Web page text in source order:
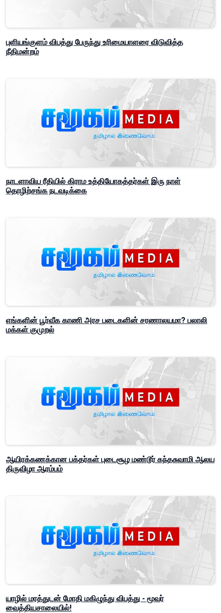
புளியங்குளம் விபத்து பேருந்து உரிமையாளரை விடுவித்த
நீதிமன்றம்
நாடளாவிய ரீதியில் கிராம உத்தியோகத்தர்கள் இரு நாள்
தொழிற்சங்க நடவடிக்கை
எங்களின் பூர்வீக காணி அரச படைகளின் சரணாலயமா? பலாலி
மக்கள் குமுறல்
ஆயிரக்கணக்கான பக்தர்கள் புடைசூழ மண்டூர் கந்தசுவாமி ஆலய
திருவிழா ஆரம்பம்
யாழில் மரத்துடன் மோதி மகிழுந்து விபத்து - மூவர்
வைத்தியசாலையில்!